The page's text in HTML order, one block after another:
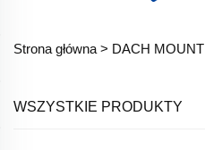
Strona główna > DACH MOUNT
WSZYSTKIE PRODUKTY